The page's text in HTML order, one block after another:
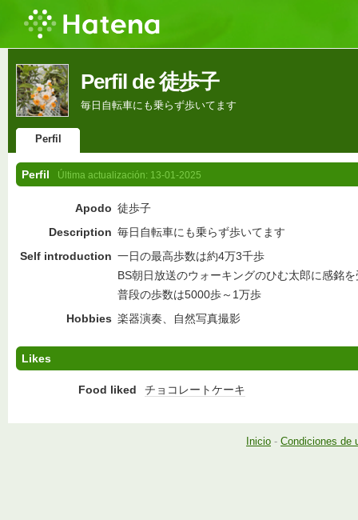
Perfil de 徒歩子
毎日自転車にも乗らず歩いてます
Perfil
Perfil Última actualización: 13-01-2025
Apodo 徒歩子
Description 毎日自転車にも乗らず歩いてます
Self introduction 一日の最高歩数は約4万3千歩
BS朝日放送のウォーキングのひむ太郎に感銘
普段の歩数は5000歩～1万歩
Hobbies 楽器演奏、自然写真撮影
Likes
Food liked チョコレートケーキ
Inicio - Condiciones de